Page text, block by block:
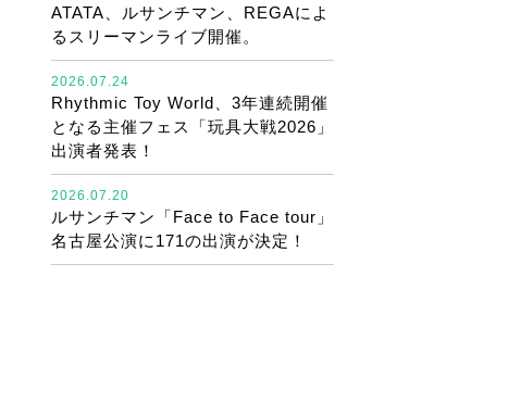
ATATA、ルサンチマン、REGAによ
るスリーマンライブ開催。
2026.07.24
Rhythmic Toy World、3年連続開催
となる主催フェス「玩具大戦2026」
出演者発表！
2026.07.20
ルサンチマン「Face to Face tour」
名古屋公演に171の出演が決定！